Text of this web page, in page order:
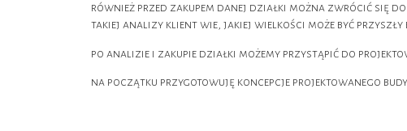
również przed zakupem danej działki można zwrócić się
takiej analizy klient wie, jakiej wielkości może być
po analizie i zakupie działki możemy przystąpić do
na początku przygotowuję koncepcje projektowanego